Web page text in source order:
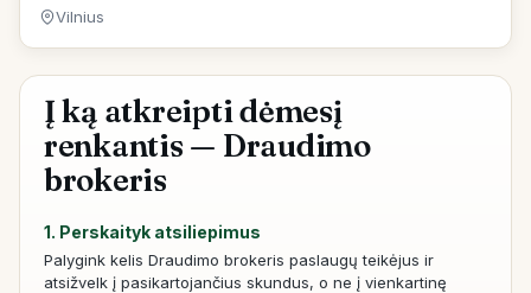
Vilnius
Į ką atkreipti dėmesį
renkantis — Draudimo
brokeris
1. Perskaityk atsiliepimus
Palygink kelis Draudimo brokeris paslaugų teikėjus ir
atsižvelk į pasikartojančius skundus, o ne į vienkartinę